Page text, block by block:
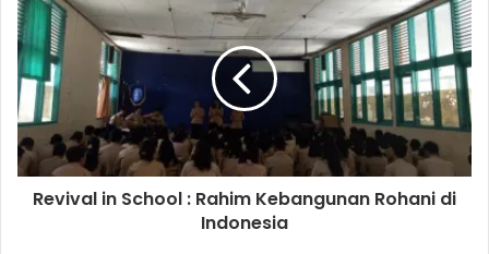
r
E
m
a
i
l
a
Revival in School : Rahim Kebangunan Rohani di
Indonesia